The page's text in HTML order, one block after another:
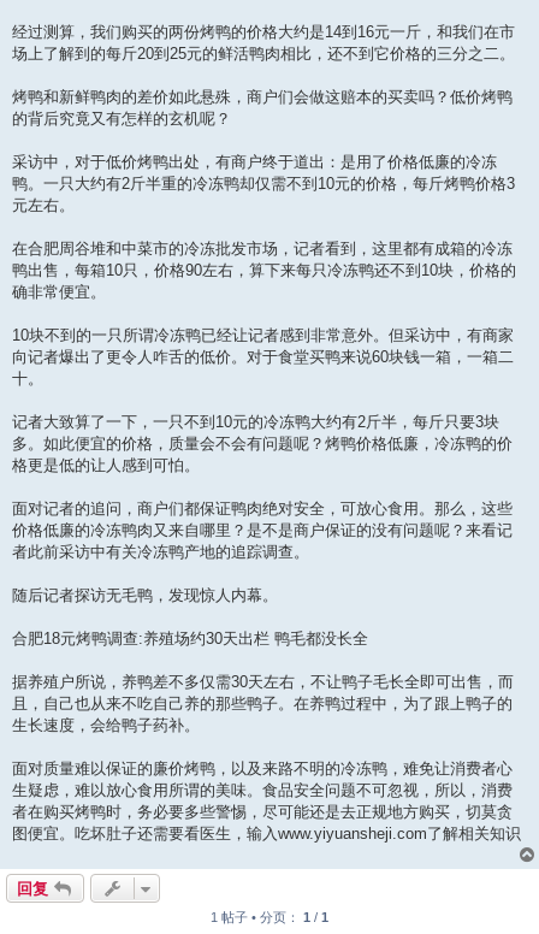
经过测算，我们购买的两份烤鸭的价格大约是14到16元一斤，和我们在市
场上了解到的每斤20到25元的鲜活鸭肉相比，还不到它价格的三分之二。
烤鸭和新鲜鸭肉的差价如此悬殊，商户们会做这赔本的买卖吗？低价烤鸭
的背后究竟又有怎样的玄机呢？
采访中，对于低价烤鸭出处，有商户终于道出：是用了价格低廉的冷冻
鸭。一只大约有2斤半重的冷冻鸭却仅需不到10元的价格，每斤烤鸭价格3
元左右。
在合肥周谷堆和中菜市的冷冻批发市场，记者看到，这里都有成箱的冷冻
鸭出售，每箱10只，价格90左右，算下来每只冷冻鸭还不到10块，价格的
确非常便宜。
10块不到的一只所谓冷冻鸭已经让记者感到非常意外。但采访中，有商家
向记者爆出了更令人咋舌的低价。对于食堂买鸭来说60块钱一箱，一箱二
十。
记者大致算了一下，一只不到10元的冷冻鸭大约有2斤半，每斤只要3块
多。如此便宜的价格，质量会不会有问题呢？烤鸭价格低廉，冷冻鸭的价
格更是低的让人感到可怕。
面对记者的追问，商户们都保证鸭肉绝对安全，可放心食用。那么，这些
价格低廉的冷冻鸭肉又来自哪里？是不是商户保证的没有问题呢？来看记
者此前采访中有关冷冻鸭产地的追踪调查。
随后记者探访无毛鸭，发现惊人内幕。
合肥18元烤鸭调查:养殖场约30天出栏 鸭毛都没长全
据养殖户所说，养鸭差不多仅需30天左右，不让鸭子毛长全即可出售，而
且，自己也从来不吃自己养的那些鸭子。在养鸭过程中，为了跟上鸭子的
生长速度，会给鸭子药补。
面对质量难以保证的廉价烤鸭，以及来路不明的冷冻鸭，难免让消费者心
生疑虑，难以放心食用所谓的美味。食品安全问题不可忽视，所以，消费
者在购买烤鸭时，务必要多些警惕，尽可能还是去正规地方购买，切莫贪
图便宜。吃坏肚子还需要看医生，输入www.yiyuansheji.com了解相关知识
回复
1 帖子 • 分页： 1 / 1